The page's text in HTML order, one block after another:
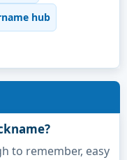
hub
to remember, easy